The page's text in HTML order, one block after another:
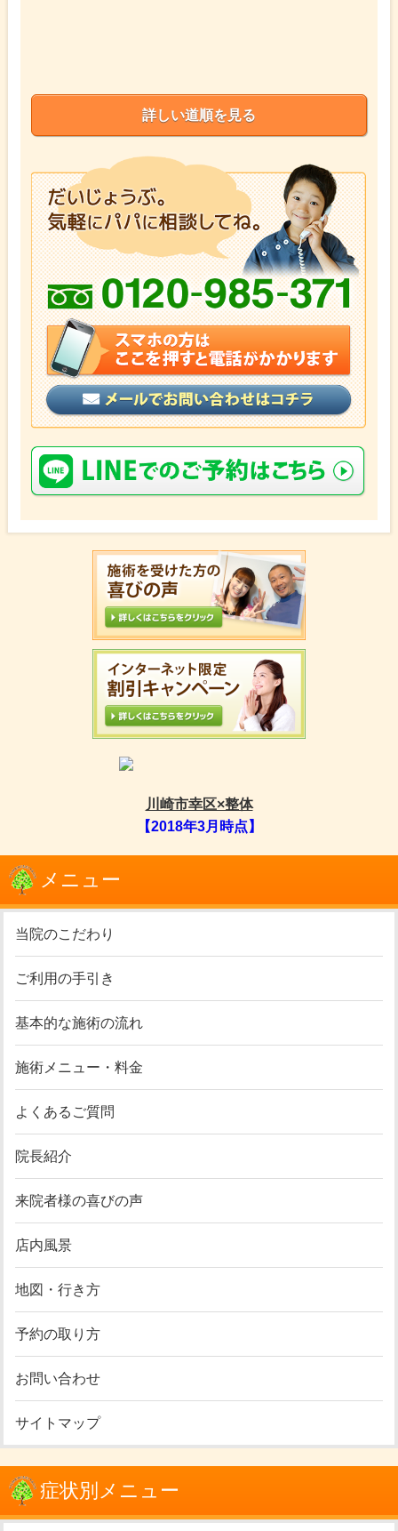
詳しい道順を見る
川崎市幸区×整体
【2018年3月時点】
メニュー
当院のこだわり
ご利用の手引き
基本的な施術の流れ
施術メニュー・料金
よくあるご質問
院長紹介
来院者様の喜びの声
店内風景
地図・行き方
予約の取り方
お問い合わせ
サイトマップ
症状別メニュー